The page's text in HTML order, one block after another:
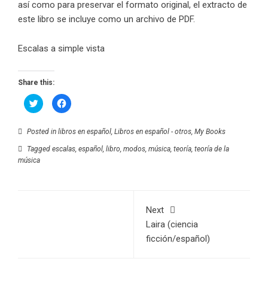
así como para preservar el formato original, el extracto de
este libro se incluye como un archivo de PDF.
Escalas a simple vista
Share this:
Click
to
share
Twitter
(Opens
new
window)
Click
to
Facebook
(Opens
in
new
Posted in libros en español, Libros en español - otros, My Books
Tagged escalas, español, libro, modos, música, teoría, teoría de la
música
Next
Laira (ciencia
ficción/español)